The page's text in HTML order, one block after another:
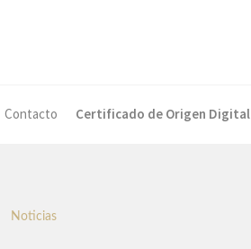
Contacto Certificado de Origen Digital
Noticias